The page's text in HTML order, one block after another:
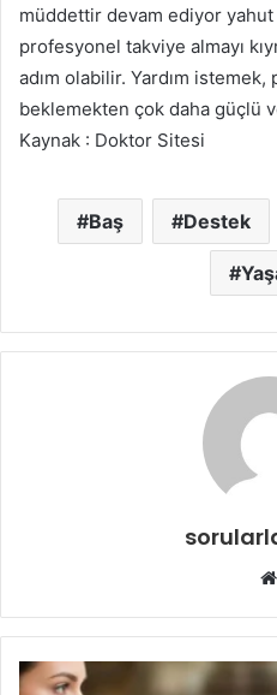
müddettir devam ediyor
profesyonel takviye almayı
adım olabilir. Yardım
beklemekten çok daha güçlü
Kaynak : Doktor Sitesi
Baş Destek